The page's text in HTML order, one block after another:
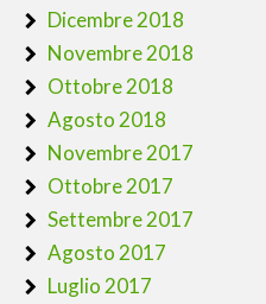
Dicembre 2018
Novembre 2018
Ottobre 2018
Agosto 2018
Novembre 2017
Ottobre 2017
Settembre 2017
Agosto 2017
Luglio 2017